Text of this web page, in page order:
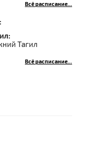
Всё расписание...
Тагил
Всё расписание...